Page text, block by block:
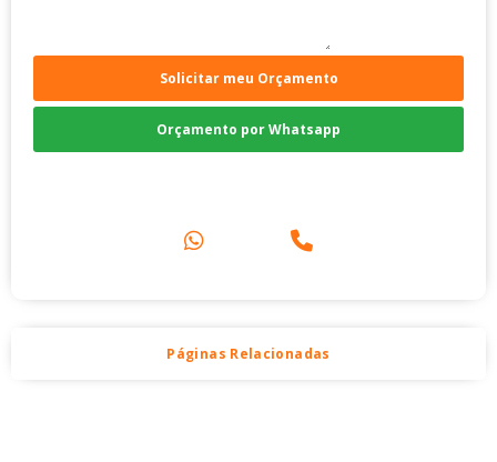
Solicitar meu Orçamento
Orçamento por Whatsapp
Páginas Relacionadas